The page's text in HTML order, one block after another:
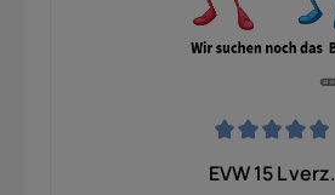
EVW 15 L verz.